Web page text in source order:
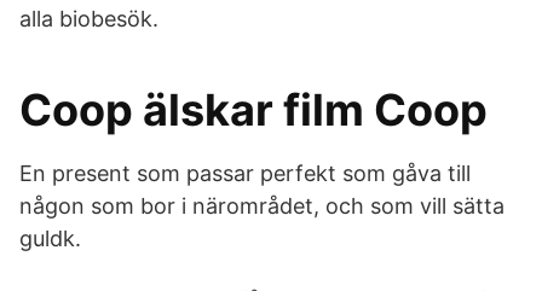
alla biobesök.
Coop älskar film Coop
En present som passar perfekt som gåva till
någon som bor i närområdet, och som vill sätta
guldk.